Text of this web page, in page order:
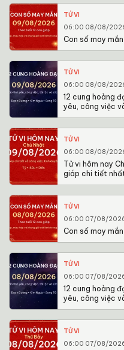
TỬ VI
06:00 08/08/
Con số may
TỬ VI
06:00 08/08/
12 cung hoàng
yêu, công việc
TỬ VI
06:00 08/08/
Tử vi hôm nay
giáp chi tiết
TỬ VI
06:00 07/08/
Con số may
TỬ VI
06:00 07/08/
12 cung hoàng
yêu, công việc
TỬ VI
06:00 07/08/